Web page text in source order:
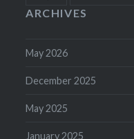
ARCHIVES
May 2026
December 2025
May 2025
January 2025